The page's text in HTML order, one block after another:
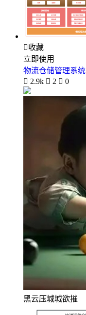
收藏
立即使用
物流仓储管理系统
 2.9k  2  0
黑云压城城欲摧